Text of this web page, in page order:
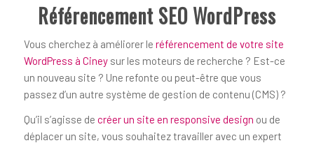
Référencement SEO WordPress
Vous cherchez à améliorer le référencement de votre site
WordPress à Cineysur les moteurs de recherche ? Est-ce
un nouveau site ? Une refonte ou peut-être que vous
passez d’un autre système de gestion de contenu (CMS) ?
Qu’il s’agisse de créer un site en responsive design ou de
déplacer un site, vous souhaitez travailler avec un expert